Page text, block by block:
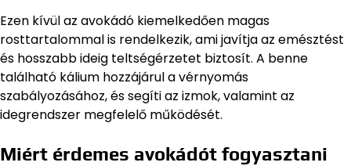
Ezen kívül az avokádó kiemelkedően magas
rosttartalommal is rendelkezik, ami javítja az emésztést
és hosszabb ideig teltségérzetet biztosít. A benne
található kálium hozzájárul a vérnyomás
szabályozásához, és segíti az izmok, valamint az
idegrendszer megfelelő működését.
Miért érdemes avokádót fogyasztani